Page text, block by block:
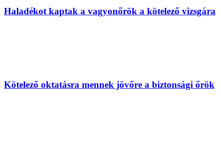
Haladékot kaptak a vagyonőrök a kötelező vizsgára
Kötelező oktatásra mennek jövőre a biztonsági őrök